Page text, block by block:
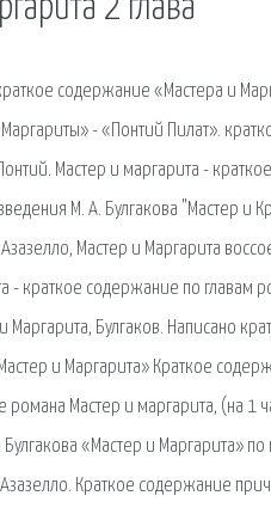
2 глава
содержание «Мастера и
- «Понтий Пилат».
Мастер и маргарита -
М. А. Булгакова "Мастер и
Мастер и Маргарита
- краткое содержание по главам
Булгаков. Написано
и Маргарита» Краткое
Мастер и маргарита, (на 1
«Мастер и Маргарита»
Краткое содержание